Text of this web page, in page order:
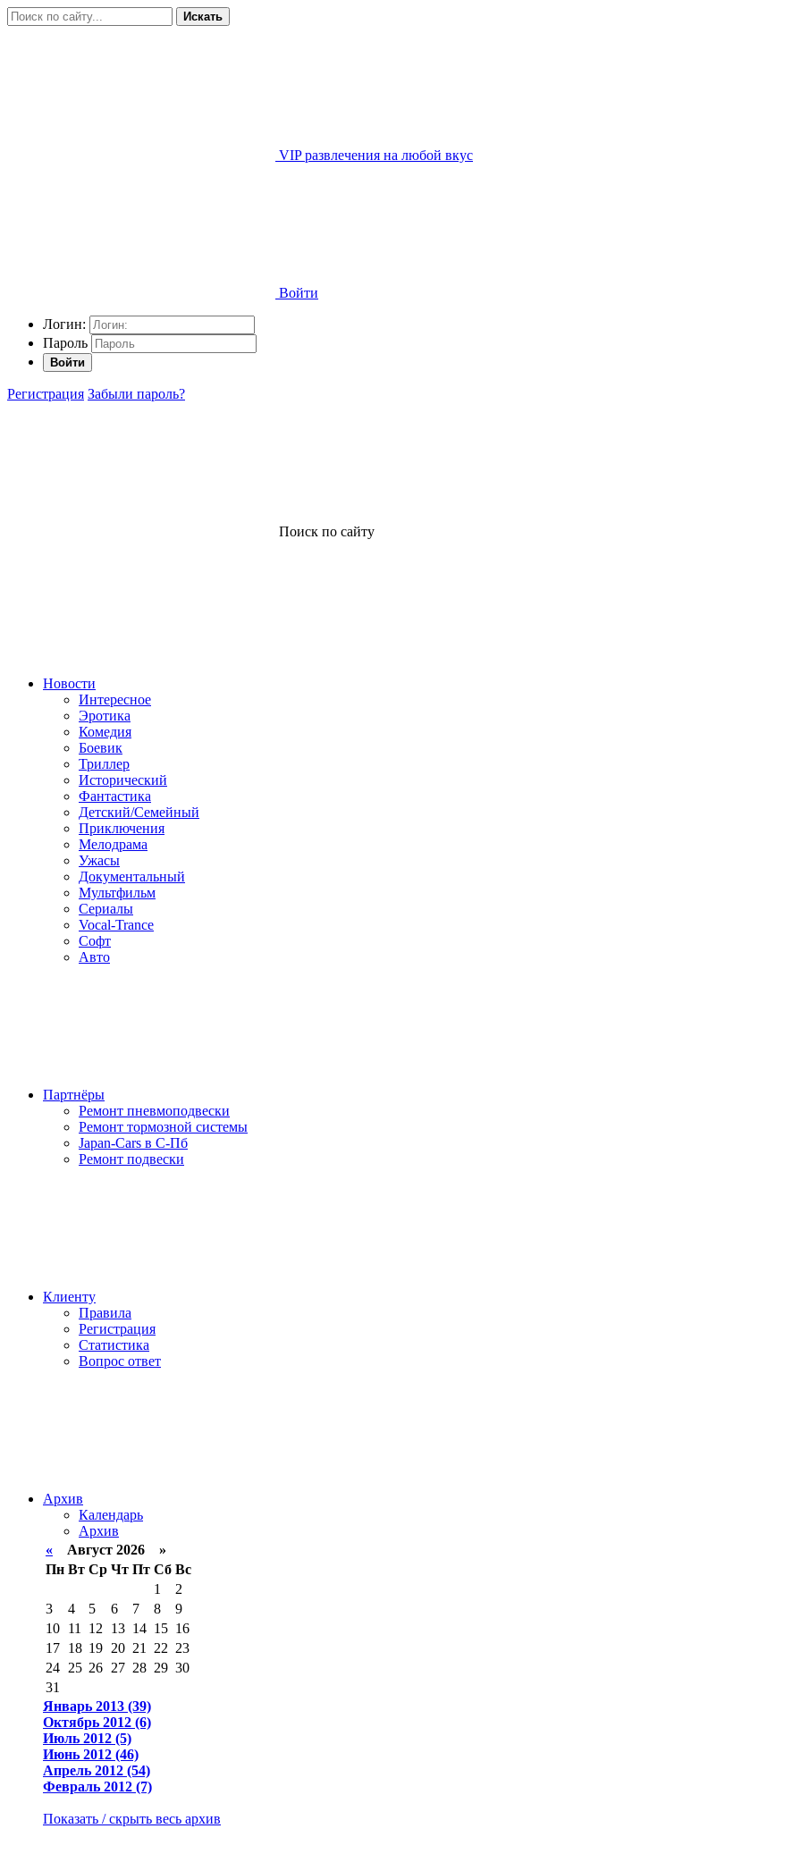
Искать
VIP развлечения на любой вкус
Войти
Логин:
Пароль
Войти
Регистрация Забыли пароль?
Поиск по сайту
Новости
Интересное
Эротика
Комедия
Боевик
Триллер
Исторический
Фантастика
Детский/Семейный
Приключения
Мелодрама
Ужасы
Документальный
Мультфильм
Сериалы
Vocal-Trance
Софт
Авто
Партнёры
Ремонт пневмоподвески
Ремонт тормозной системы
Japan-Cars в С-Пб
Ремонт подвески
Клиенту
Правила
Регистрация
Статистика
Вопрос ответ
Архив
Календарь
Архив
« Август 2026 »
Пн Вт Ср Чт Пт Сб Вс
1
2
3
4 5 6 7 8
9
10 11 12 13 14 15 16
17 18 19 20 21 22 23
24 25 26 27 28 29 30
31
Январь 2013 (39)
Октябрь 2012 (6)
Июль 2012 (5)
Июнь 2012 (46)
Апрель 2012 (54)
Февраль 2012 (7)
Показать / скрыть весь архив